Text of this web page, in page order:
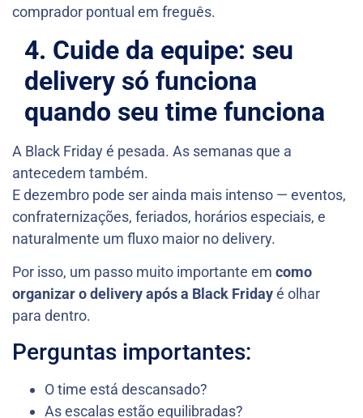
comprador pontual em freguês.
4. Cuide da equipe: seu
delivery só funciona
quando seu time funciona
A Black Friday é pesada. As semanas que a
antecedem também.
E dezembro pode ser ainda mais intenso — eventos,
confraternizações, feriados, horários especiais, e
naturalmente um fluxo maior no delivery.
Por isso, um passo muito importante em como
organizar o delivery após a Black Fridayé olhar
para dentro.
Perguntas importantes:
O time está descansado?
As escalas estão equilibradas?